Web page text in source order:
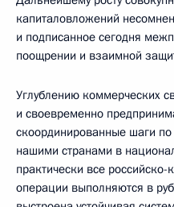
капиталовложений
и подписанное сегодня
поощрении и взаимной
Углублению коммерческих
и своевременно
скоординированные шаги
нашими странами в
практически все
операции выполняются в